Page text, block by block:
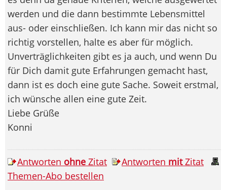
werden und die dann bestimmte Lebensmittel
aus- oder einschließen. Ich kann mir das nicht so
richtig vorstellen, halte es aber für möglich.
Unverträglichkeiten gibt es ja auch, und wenn Du
für Dich damit gute Erfahrungen gemacht hast,
dann ist es doch eine gute Sache. Soweit erstmal,
ich wünsche allen eine gute Zeit.
Liebe Grüße
Konni
Antworten ohne Zitat Antworten mitZitat
Themen-Abo bestellen